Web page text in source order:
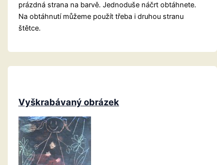
prázdná strana na barvě. Jednoduše náčrt obtáhnete.
Na obtáhnutí můžeme použít třeba i druhou stranu
štětce.
Vyškrabávaný obrázek